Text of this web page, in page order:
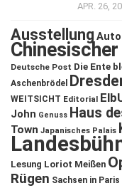
APR. 26,
Ausstellung
Deutsche Post Die Ente
Aschenbrödel
WEITSICHT Editorial
John Genuss Haus
Town Japanisches Palais
Lesung Loriot Meißen
Rügen Sachsen in Paris